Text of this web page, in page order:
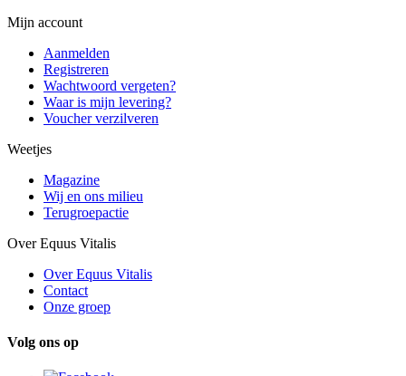
Mijn account
Aanmelden
Registreren
Wachtwoord vergeten?
Waar is mijn levering?
Voucher verzilveren
Weetjes
Magazine
Wij en ons milieu
Terugroepactie
Over Equus Vitalis
Over Equus Vitalis
Contact
Onze groep
Volg ons op